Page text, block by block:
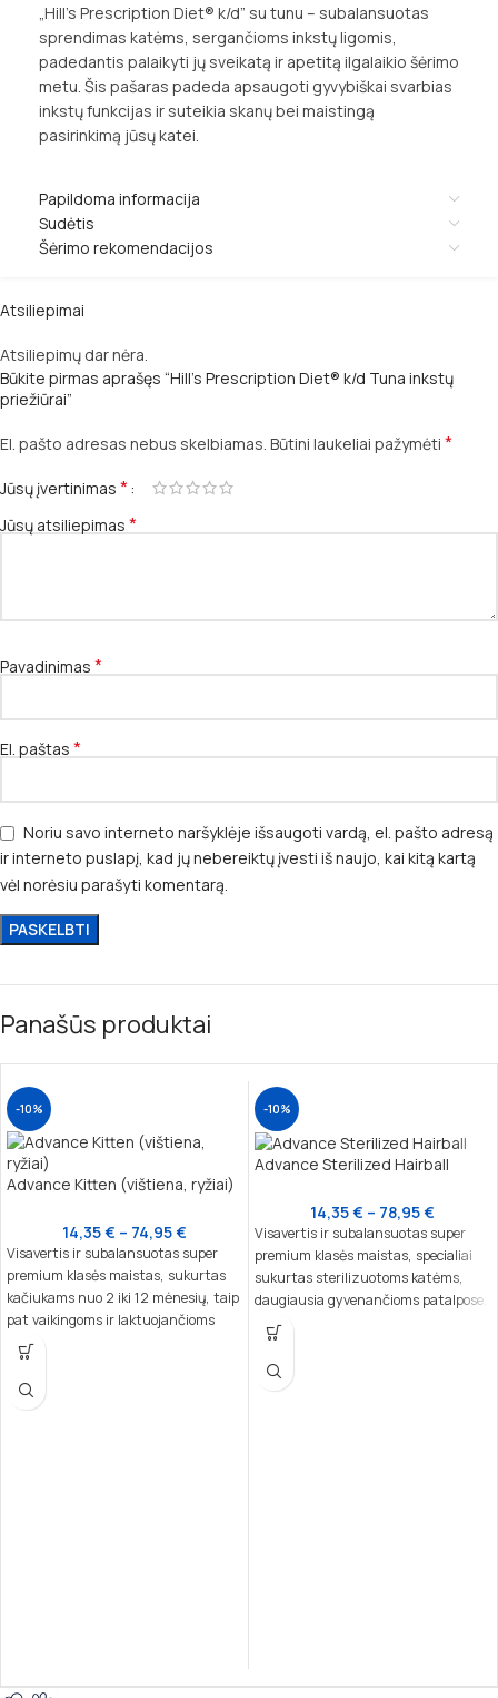
„Hill’s Prescription Diet® k/d” su tunu – subalansuotas
sprendimas katėms, sergančioms inkstų ligomis,
padedantis palaikyti jų sveikatą ir apetitą ilgalaikio šėrimo
metu. Šis pašaras padeda apsaugoti gyvybiškai svarbias
inkstų funkcijas ir suteikia skanų bei maistingą
pasirinkimą jūsų katei.
Papildoma informacija
Sudėtis
Šėrimo rekomendacijos
Atsiliepimai
Atsiliepimų dar nėra.
Būkite pirmas aprašęs “Hill’s Prescription Diet® k/d Tuna inkstų
priežiūrai”
El. pašto adresas nebus skelbiamas. Būtini laukeliai pažymėti *
Jūsų įvertinimas *
Jūsų atsiliepimas *
Pavadinimas *
El. paštas *
Noriu savo interneto naršyklėje išsaugoti vardą, el. pašto adresą
ir interneto puslapį, kad jų nebereiktų įvesti iš naujo, kai kitą kartą
vėl norėsiu parašyti komentarą.
Panašūs produktai
-10%
Advance Kitten (vištiena, ryžiai)
14,35€ – 74,95€
Visavertis ir subalansuotas super
premium klasės maistas, sukurtas
kačiukams nuo 2 iki 12 mėnesių, taip
pat vaikingoms ir laktuojančioms
katėms. Speciali formulė su vištiena
ir ryžiais užtikrina optimalų augimą
ir vystymąsi svarbiausiais gyvenimo
-10%
Advance Sterilized Hairball
14,35€ – 78,95€
Visavertis ir subalansuotas super
premium klasės maistas, specialiai
sukurtas sterilizuotoms katėms,
daugiausia gyvenančioms patalpose.
Šis pašaras idealiai tinka katėms,
linkusioms formuoti plaukų
kamuolius, dėl unikalios formulės,